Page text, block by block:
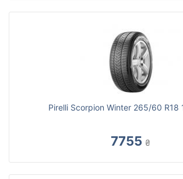
Pirelli Scorpion Winter 265/60 R18
7755 ₴